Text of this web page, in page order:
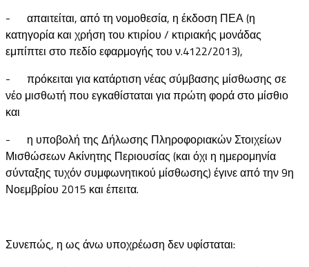
- απαιτείται, από τη νομοθεσία, η έκδοση ΠΕΑ (η
κατηγορία και χρήση του κτιρίου / κτιριακής μονάδας
εμπίπτει στο πεδίο εφαρμογής του ν.4122/2013),
- πρόκειται για κατάρτιση νέας σύμβασης μίσθωσης σε
νέο μισθωτή που εγκαθίσταται για πρώτη φορά στο μίσθιο
και
- η υποβολή της Δήλωσης Πληροφοριακών Στοιχείων
Μισθώσεων Ακίνητης Περιουσίας (και όχι η ημερομηνία
σύνταξης τυχόν συμφωνητικού μίσθωσης) έγινε από την 9η
Νοεμβρίου 2015 και έπειτα.
Συνεπώς, η ως άνω υποχρέωση δεν υφίσταται: